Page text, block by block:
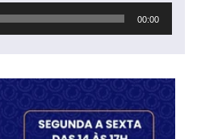
00:00